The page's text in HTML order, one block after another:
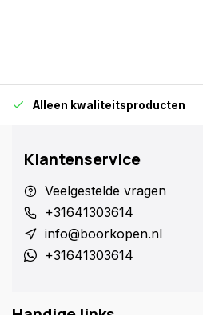
Alleen kwaliteitsproducten
Klantenservice
Veelgestelde vragen
+31641303614
info@boorkopen.nl
+31641303614